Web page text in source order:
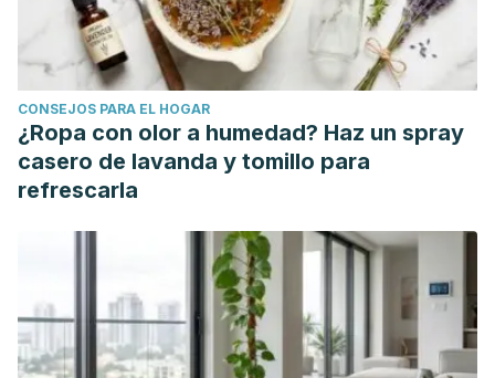
CONSEJOS PARA EL HOGAR
¿Ropa con olor a humedad? Haz un spray
casero de lavanda y tomillo para
refrescarla